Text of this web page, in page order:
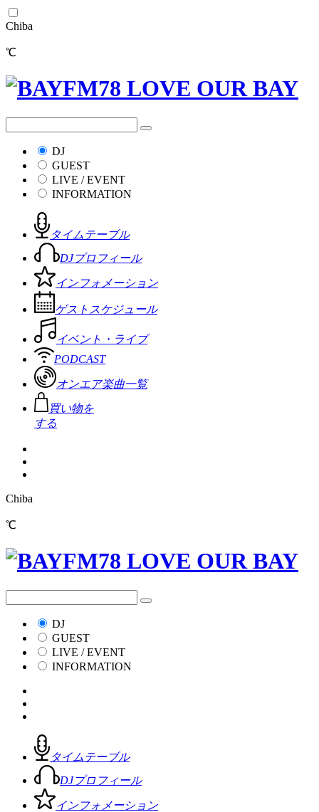
Chiba
℃
DJ
GUEST
LIVE / EVENT
INFORMATION
タイムテーブル
DJプロフィール
インフォメーション
ゲストスケジュール
イベント・ライブ
PODCAST
オンエア楽曲一覧
買い物を
する
Chiba
℃
DJ
GUEST
LIVE / EVENT
INFORMATION
タイムテーブル
DJプロフィール
インフォメーション